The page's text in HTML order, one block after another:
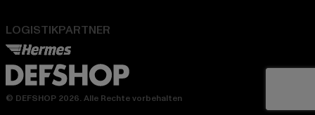
LOGISTIKPARTNER
© DEFSHOP 2026. Alle Rechte vorbehalten